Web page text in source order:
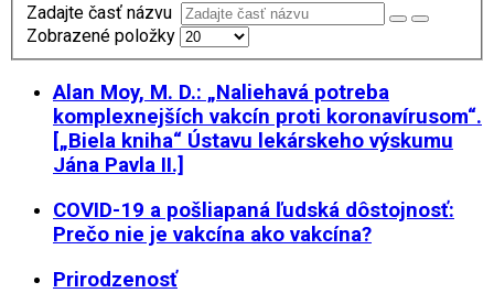
Zadajte časť názvu
Zobrazené položky
Alan Moy, M. D.: „Naliehavá potreba
komplexnejších vakcín proti koronavírusom“.
[„Biela kniha“ Ústavu lekárskeho výskumu
Jána Pavla II.]
COVID-19 a pošliapaná ľudská dôstojnosť:
Prečo nie je vakcína ako vakcína?
Prirodzenosť